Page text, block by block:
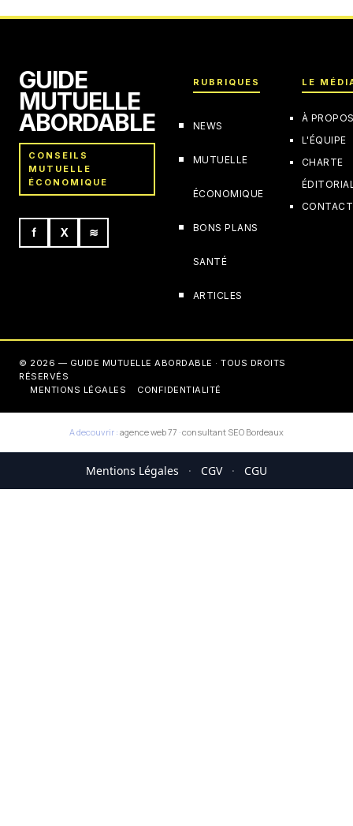
GUIDE
MUTUELLE
ABORDABLE
CONSEILS
MUTUELLE
ÉCONOMIQUE
f X ≋
RUBRIQUES
NEWS
MUTUELLE
ÉCONOMIQUE
BONS PLANS
SANTÉ
ARTICLES
LE
À
L'ÉQUIPE
CHARTE
CONTACT
© 2026 — GUIDE MUTUELLE ABORDABLE · TOUS DROITS
RÉSERVÉS
MENTIONS LÉGALES
CONFIDENTIALITÉ
A decouvrir : agence web 77 ·consultant SEO Bordeaux
Mentions Légales · CGV · CGU